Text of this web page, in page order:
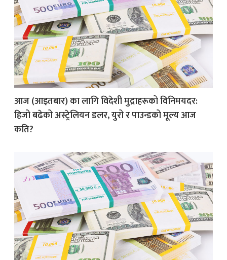
आज (आइतबार) का लागि विदेशी मुद्राहरूको विनिमयदर:
हिजो बढेको अस्ट्रेलियन डलर, युरो र पाउन्डको मूल्य आज
कति?